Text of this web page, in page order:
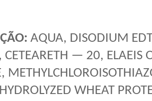
AQUA, DISODIUM
CETEARETH — 20, ELAEIS
WHEAT